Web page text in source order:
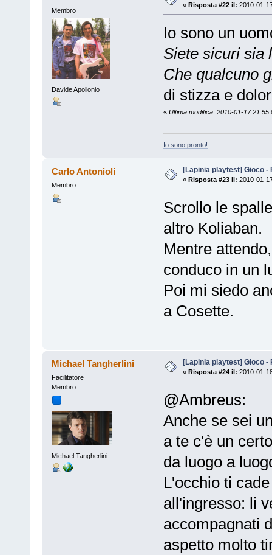
Membro
Davide Apollonio
« Risposta #22 il: 2010-01-
Io sono un
Siete sicuri sia
Che qualcuno
di stizza e
« Ultima modifica: 2010-01-17
Io sono pronto!
Carlo Antonioli
Membro
[Lapinia playtest] Gioco -
« Risposta #23 il: 2010-01-
Scrollo le
altro Koliaban.
Mentre
conduco in un
Poi mi siedo
a Cosette.
Michael Tangherlini
Facilitatore
Membro
Michael Tangherlini
[Lapinia playtest] Gioco -
« Risposta #24 il: 2010-01-
@Ambreus:
Anche se sei
a te c'è un
da luogo a
L'occhio ti
all'ingresso: li
accompagnati
aspetto molto